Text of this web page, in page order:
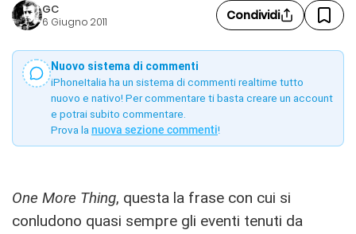
GC
6 Giugno 2011 Condividi
Nuovo sistema di commenti
iPhoneItalia ha un sistema di commenti realtime tutto
nuovo e nativo! Per commentare ti basta creare un account
e potrai subito commentare.
Prova la nuova sezione commenti!
One More Thing, questa la frase con cui si
conludono quasi sempre gli eventi tenuti da